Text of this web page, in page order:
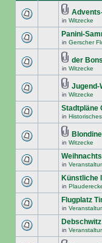
in Witzecke
Panini-
in Gerscher
der
in Witzecke
Jugend-
in Witzecke
Stadtpläne
in Historisches
in Witzecke
in
Künstliche
in
Flugplatz
in
Debschwitz
in